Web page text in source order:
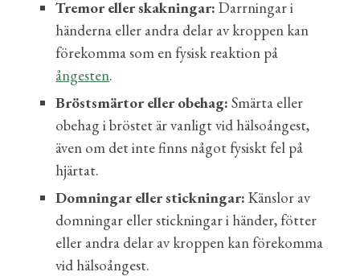
Tremor eller skakningar: Darrningar i
händerna eller andra delar av kroppen kan
förekomma som en fysisk reaktion på
ångesten.
Bröstsmärtor eller obehag: Smärta eller
obehag i bröstet är vanligt vid hälsoångest,
även om det inte finns något fysiskt fel på
hjärtat.
Domningar eller stickningar: Känslor av
domningar eller stickningar i händer, fötter
eller andra delar av kroppen kan förekomma
vid hälsoångest.